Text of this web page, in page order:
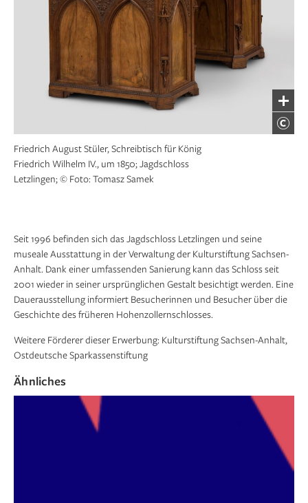
Friedrich August Stüler, Schreibtisch für König
Friedrich Wilhelm IV., um 1850; Jagdschloss
Letzlingen; © Foto: Tomasz Samek
Seit 1996 befinden sich das Jagdschloss Letzlingen und seine
museale Ausstattung in der Verwaltung der Kulturstiftung Sachsen-
Anhalt. Dank einer umfassenden Sanierung kann das Schloss seit
2001 wieder in seiner ursprünglichen Gestalt besichtigt werden. Eine
Dauerausstellung informiert Besucherinnen und Besucher über die
Geschichte des früheren Hohenzollernschlosses.
Weitere Förderer dieser Erwerbung: Kulturstiftung Sachsen-Anhalt,
Ostdeutsche Sparkassenstiftung
Ähnliches